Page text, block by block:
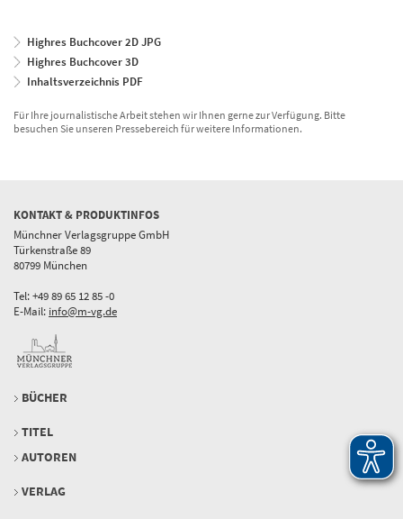
Highres Buchcover 2D JPG
Highres Buchcover 3D
Inhaltsverzeichnis PDF
Für Ihre journalistische Arbeit stehen wir Ihnen gerne zur Verfügung. Bitte
besuchen Sie unseren Pressebereich für weitere Informationen.
KONTAKT & PRODUKTINFOS
Münchner Verlagsgruppe GmbH
Türkenstraße 89
80799 München
Tel: +49 89 65 12 85 -0
E-Mail: info@m-vg.de
BÜCHER
TITEL
AUTOREN
VERLAG